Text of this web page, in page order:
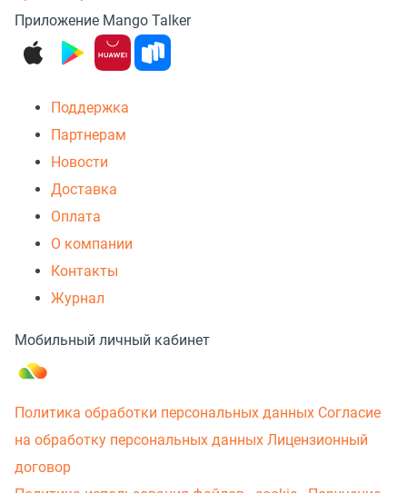
Приложение Mango Talker
Поддержка
Партнерам
Новости
Доставка
Оплата
О компании
Контакты
Журнал
Мобильный личный кабинет
Политика обработки персональных данных Согласие
на обработку персональных данных Лицензионный
договор